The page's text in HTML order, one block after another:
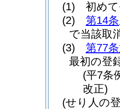
(1)
初め
(2)
第14条
で当該取
(3)
第77
最初の登
(平7条
改正)
(せり人の